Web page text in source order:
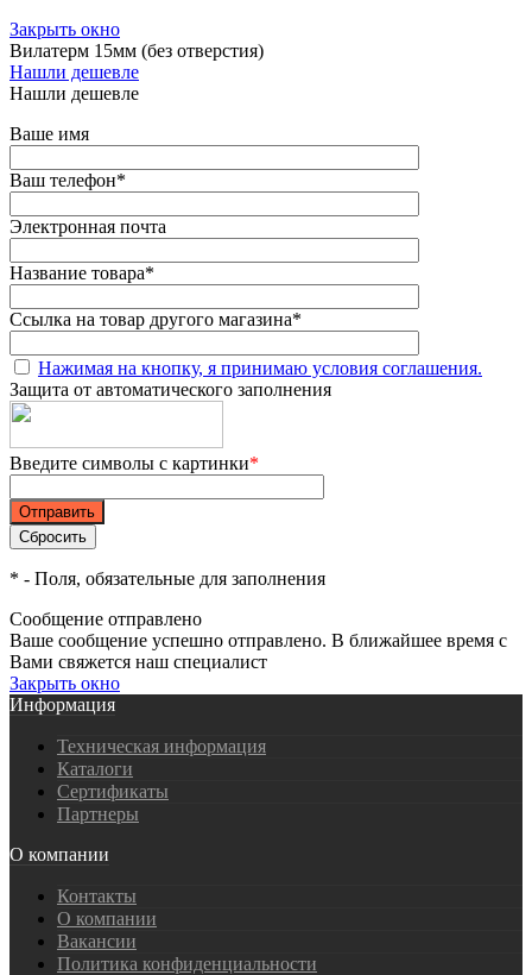
Закрыть окно
Вилатерм 15мм (без отверстия)
Нашли дешевле
Нашли дешевле
Ваше имя
Ваш телефон*
Электронная почта
Название товара*
Ссылка на товар другого магазина*
Нажимая на кнопку, я принимаю условия соглашения.
Защита от автоматического заполнения
Введите символы с картинки*
* - Поля, обязательные для заполнения
Сообщение отправлено
Ваше сообщение успешно отправлено. В ближайшее время с
Вами свяжется наш специалист
Закрыть окно
Информация
Техническая информация
Каталоги
Сертификаты
Партнеры
О компании
Контакты
О компании
Вакансии
Политика конфиденциальности